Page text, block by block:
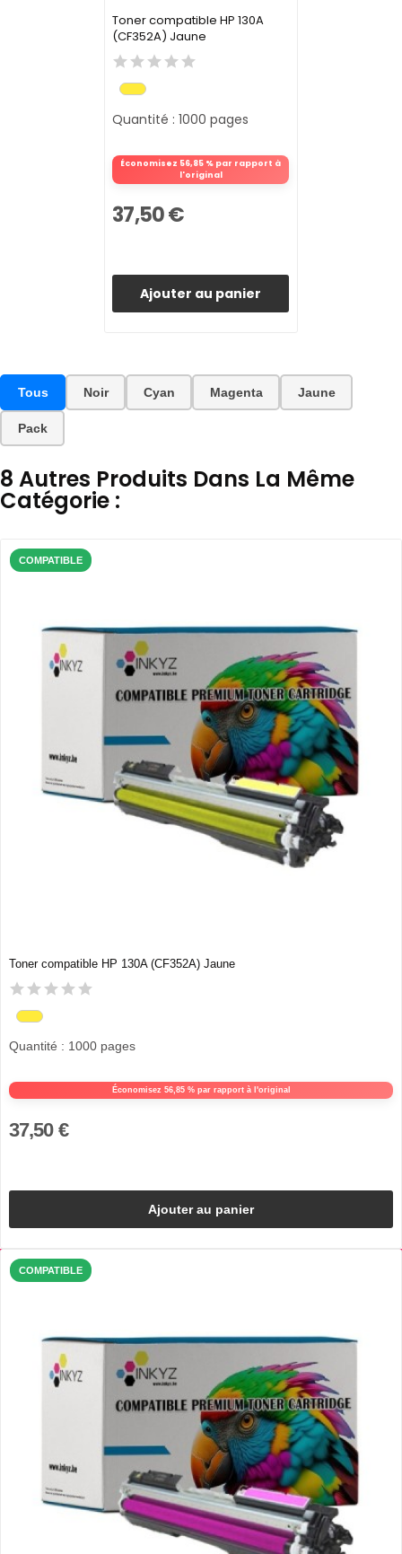
Toner compatible HP 130A
(CF352A) Jaune
Économisez 56,85 % par rapport à
l'original
Quantité : 1000 pages
37,50 €
Ajouter au panier
Tous Noir Cyan Magenta Jaune
Pack
8 Autres Produits Dans La Même
Catégorie :
COMPATIBLE
Toner compatible HP 130A (CF352A) Jaune
Économisez 56,85 % par rapport à l'original
Quantité : 1000 pages
37,50 €
Ajouter au panier
COMPATIBLE